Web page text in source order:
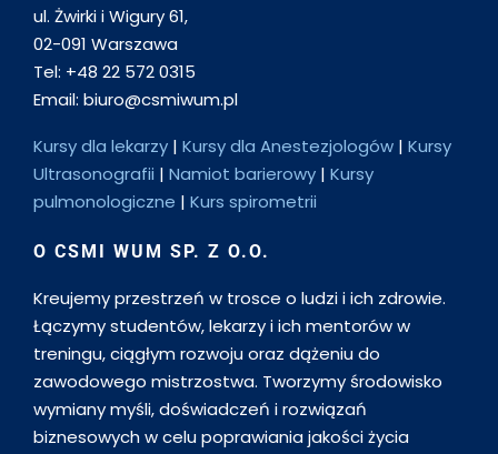
ul. Żwirki i Wigury 61,
02-091 Warszawa
Tel: +48 22 572 0315
Email: biuro@csmiwum.pl
Kursy dla lekarzy | Kursy dla Anestezjologów | Kursy
Ultrasonografii | Namiot barierowy | Kursy
pulmonologiczne | Kurs spirometrii
O CSMI WUM SP. Z O.O.
Kreujemy przestrzeń w trosce o ludzi i ich zdrowie.
Łączymy studentów, lekarzy i ich mentorów w
treningu, ciągłym rozwoju oraz dążeniu do
zawodowego mistrzostwa. Tworzymy środowisko
wymiany myśli, doświadczeń i rozwiązań
biznesowych w celu poprawiania jakości życia